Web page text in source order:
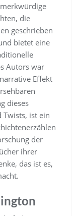
die
geschrieben
bietet eine
Autors war
Effekt
dieses
Twists, ist ein
der
ihrer
das ist es,